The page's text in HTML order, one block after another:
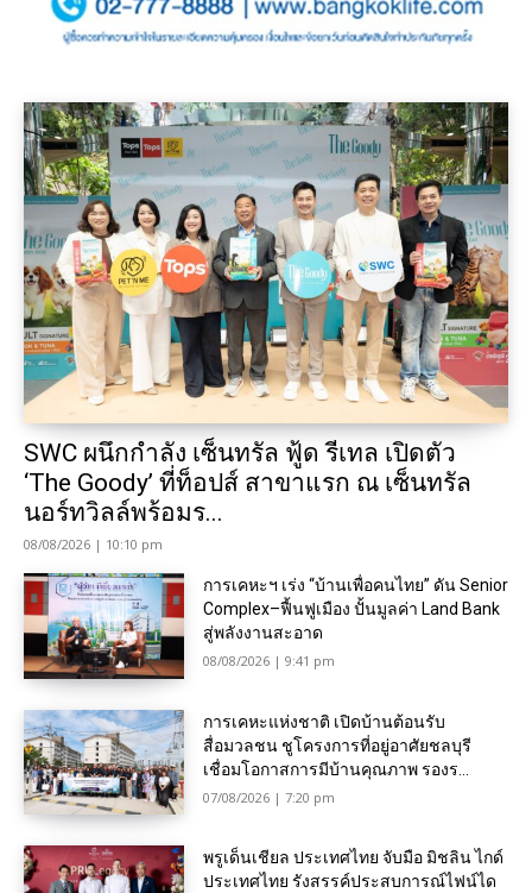
SWC ผนึกกำลัง เซ็นทรัล ฟู้ด รีเทล เปิดตัว
‘The Goody’ ที่ท็อปส์ สาขาแรก ณ เซ็นทรัล
นอร์ทวิลล์พร้อมร...
08/08/2026 | 10:10 pm
การเคหะฯ เร่ง “บ้านเพื่อคนไทย” ดัน Senior
Complex–ฟื้นฟูเมือง ปั้นมูลค่า Land Bank
สู่พลังงานสะอาด
08/08/2026 | 9:41 pm
การเคหะแห่งชาติ เปิดบ้านต้อนรับ
สื่อมวลชน ชูโครงการที่อยู่อาศัยชลบุรี
เชื่อมโอกาสการมีบ้านคุณภาพ รองร...
07/08/2026 | 7:20 pm
พรูเด็นเชียล ประเทศไทย จับมือ มิชลิน ไกด์
ประเทศไทย รังสรรค์ประสบการณ์ไฟน์ได